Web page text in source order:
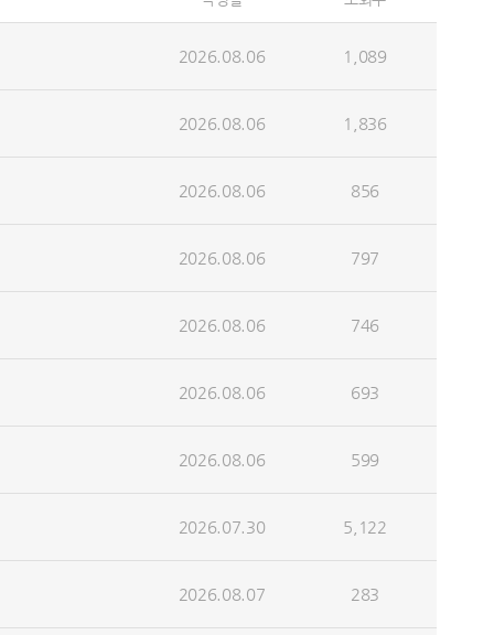
2026.08.06 1,089
2026.08.06 1,836
2026.08.06 856
2026.08.06 797
2026.08.06 746
2026.08.06 693
2026.08.06 599
2026.07.30 5,122
2026.08.07 283